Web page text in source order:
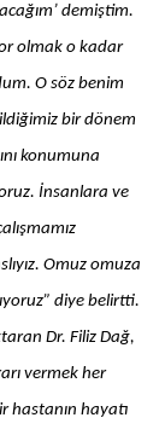
demiştim.
olmak o kadar
O söz benim
bir dönem
konumuna
İnsanlara ve
Omuz omuza
diye belirtti.
Dr. Filiz Dağ,
vermek her
hastanın hayatı